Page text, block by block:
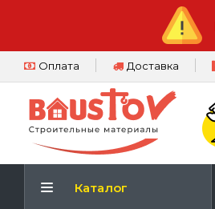
Оплата Доставка
Каталог